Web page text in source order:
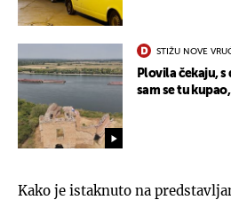
STIŽU NOVE
Plovila čekaju, s
sam se tu
Kako je istaknuto na